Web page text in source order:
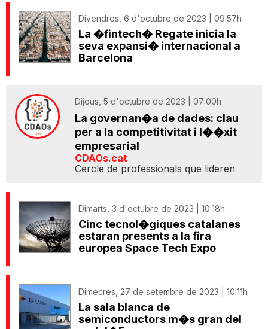
Divendres, 6 d'octubre de 2023 | 09:57h
La �fintech� Regate inicia la
seva expansi� internacional a
Barcelona
Dijous, 5 d'octubre de 2023 | 07:00h
La governan�a de dades: clau
per a la competitivitat i l��xit
empresarial
CDAOs.cat
Cercle de professionals que lideren
Dimarts, 3 d'octubre de 2023 | 10:18h
Cinc tecnol�giques catalanes
estaran presents a la fira
europea Space Tech Expo
Dimecres, 27 de setembre de 2023 | 10:11h
La sala blanca de
semiconductors m�s gran del